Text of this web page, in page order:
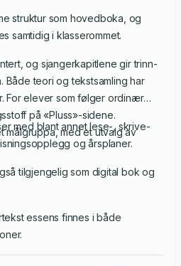
struktur som hovedboka, og
samtidig i klasserommet.
og sjangerkapitlene gir trinn-
Både teori og tekstsamling har
For elever som følger ordinær
på «Pluss»-sidene.
målgruppa, med et utvalg av
med blant annet lese-, skrive-
og årsplaner.
tilgjengelig som digital bok og
essens finnes i både